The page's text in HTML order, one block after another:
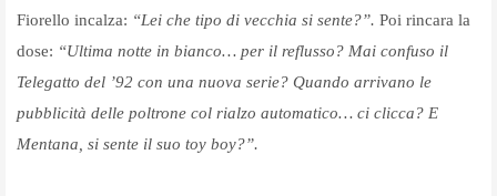
Fiorello incalza: “Lei che tipo di vecchia si sente?”. Poi rincara la
dose: “Ultima notte in bianco… per il reflusso? Mai confuso il
Telegatto del ’92 con una nuova serie? Quando arrivano le
pubblicità delle poltrone col rialzo automatico… ci clicca? E
Mentana, si sente il suo toy boy?”.